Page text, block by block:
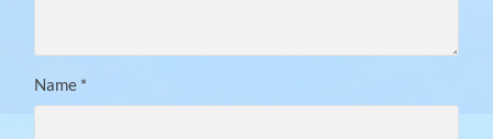
Name *